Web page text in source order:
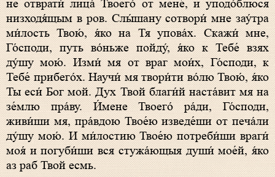
не отврати́ лица́ Твоего́ от мене́, и уподо́блюся
низходя́щым в ров. Слы́шану сотвори́ мне зау́тра
ми́лость Твою́, я́ко на Тя упова́х. Скажи́ мне,
Го́споди, путь во́ньже пойду́, я́ко к Тебе́ взях
ду́шу мою́. Изми́ мя от враг мои́х, Го́споди, к
Тебе́ прибего́х. Научи́ мя твори́ти во́лю Твою́, я́ко
Ты еси́ Бог мой. Дух Твой благи́й наста́вит мя на
зе́млю пра́ву. И́мене Твоего́ ра́ди, Го́споди,
живи́ши мя, пра́вдою Твое́ю изведе́ши от печа́ли
ду́шу мою́. И ми́лостию Твое́ю потреби́ши враги́
моя́ и погуби́ши вся стужа́ющыя души́ мое́й, я́ко
аз раб Твой есмь.